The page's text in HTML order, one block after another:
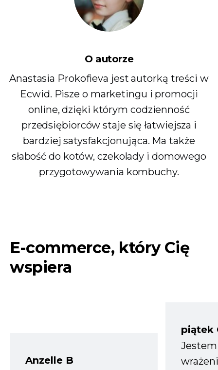
O autorze
Anastasia Prokofieva jest autorką treści w
Ecwid. Pisze o marketingu i promocji
online, dzięki którym codzienność
przedsiębiorców staje się łatwiejsza i
bardziej satysfakcjonująca. Ma także
słabość do kotów, czekolady i domowego
przygotowywania kombuchy.
E-commerce, który Cię
wspiera
Anzelle B
piątek